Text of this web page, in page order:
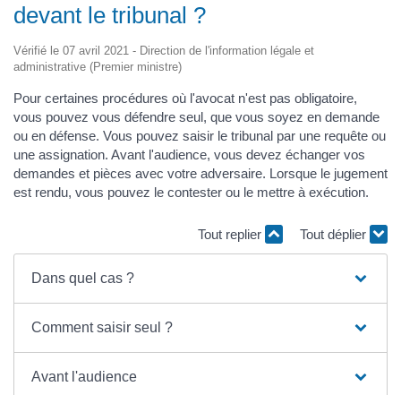
devant le tribunal ?
Vérifié le 07 avril 2021 - Direction de l'information légale et
administrative (Premier ministre)
Pour certaines procédures où l'avocat n'est pas obligatoire,
vous pouvez vous défendre seul, que vous soyez en demande
ou en défense. Vous pouvez saisir le tribunal par une requête ou
une assignation. Avant l'audience, vous devez échanger vos
demandes et pièces avec votre adversaire. Lorsque le jugement
est rendu, vous pouvez le contester ou le mettre à exécution.
Tout replier Tout déplier
Dans quel cas ?
Comment saisir seul ?
Avant l'audience